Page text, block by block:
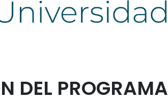
DEL PROGRAMA